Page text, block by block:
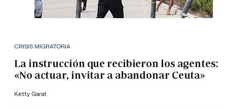
CRISIS MIGRATORIA
La instrucción que recibieron los agentes:
«No actuar, invitar a abandonar Ceuta»
Ketty Garat